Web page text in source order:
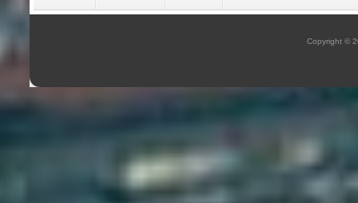
Copyright ©